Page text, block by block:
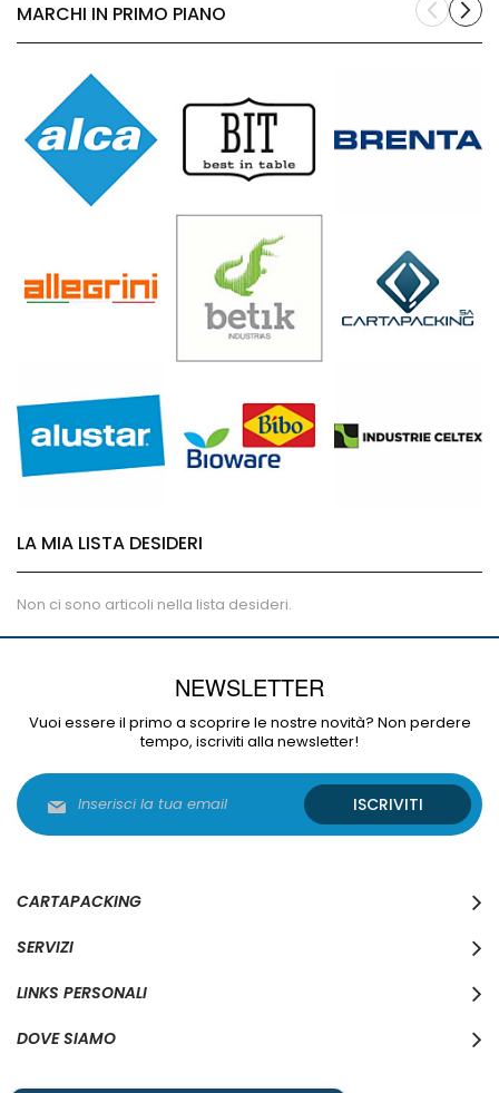
MARCHI IN PRIMO PIANO
LA MIA LISTA DESIDERI
Non ci sono articoli nella lista desideri.
NEWSLETTER
Vuoi essere il primo a scoprire le nostre novità? Non perdere
tempo, iscriviti alla newsletter!
alla
nostra
ISCRIVITI
CARTAPACKING
SERVIZI
LINKS PERSONALI
DOVE SIAMO